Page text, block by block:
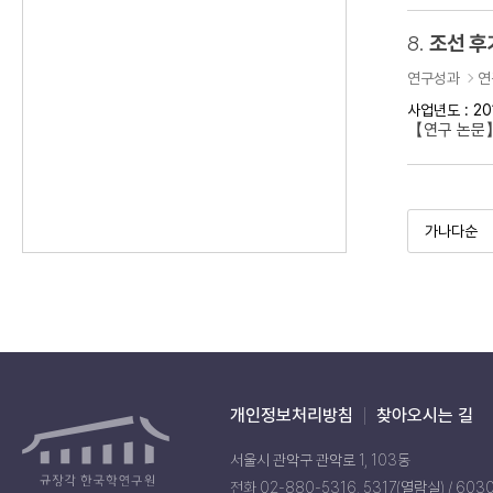
8. 조선
연구성과
사업년도 :
【연구 논
개인정보처리방침 찾아오시는 길
서울시 관악구 관악로 1, 103동
전화 02-880-5316, 5317(열람실) /